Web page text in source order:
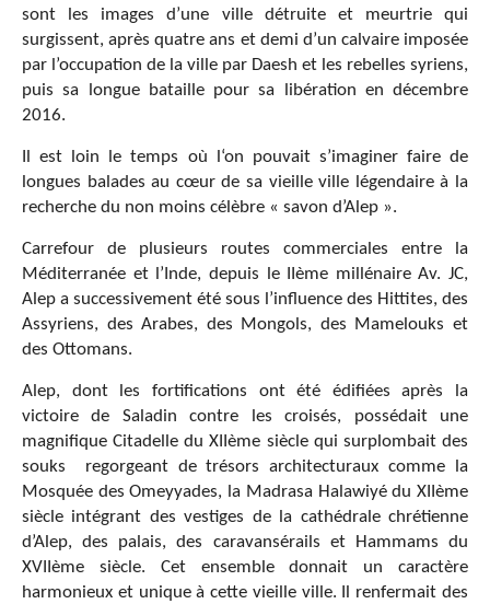
sont les images d’une ville détruite et meurtrie qui
surgissent, après quatre ans et demi d’un calvaire imposée
par l’occupation de la ville par Daesh et les rebelles syriens,
puis sa longue bataille pour sa libération en décembre
2016.
Il est loin le temps où l‘on pouvait s’imaginer faire de
longues balades au cœur de sa vieille ville légendaire à la
recherche du non moins célèbre « savon d’Alep ».
Carrefour de plusieurs routes commerciales entre la
Méditerranée et l’Inde, depuis le IIème millénaire Av. JC,
Alep a successivement été sous l’influence des Hittites, des
Assyriens, des Arabes, des Mongols, des Mamelouks et
des Ottomans.
Alep, dont les fortifications ont été édifiées après la
victoire de Saladin contre les croisés, possédait une
magnifique Citadelle du XIIème siècle qui surplombait des
souks regorgeant de trésors architecturaux comme la
Mosquée des Omeyyades, la Madrasa Halawiyé du XIIème
siècle intégrant des vestiges de la cathédrale chrétienne
d’Alep, des palais, des caravansérails et Hammams du
XVIIème siècle. Cet ensemble donnait un caractère
harmonieux et unique à cette vieille ville. Il renfermait des